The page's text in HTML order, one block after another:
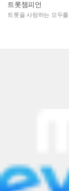
트롯챔피언
트롯을 사랑하는 모두를